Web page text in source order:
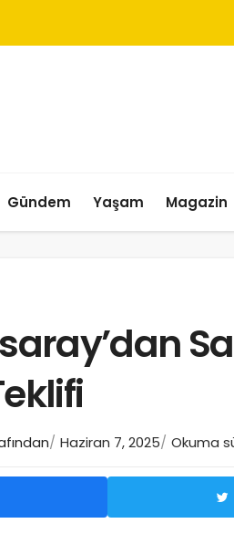
Gündem Yaşam Magazin
Haziran 7, 2025 Okuma